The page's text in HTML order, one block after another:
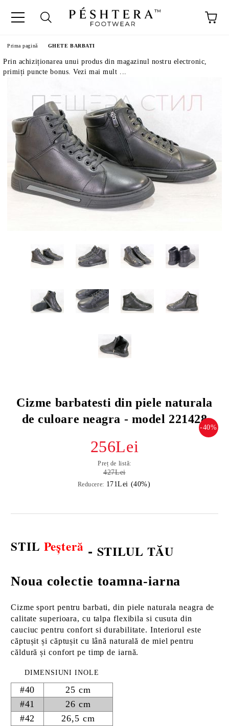
Prima pagină GHETE BARBATI
Prin achiziționarea unui produs din magazinul nostru electronic,
primiți puncte bonus. Vezi mai mult ...
Cizme barbatesti din piele naturala
de culoare neagra - model 221428
-40%
256Lei
Preț de listă:
427Lei
Reducere: 171Lei (40%)
STIL Peșteră - STILUL TĂU
Noua colectie toamna-iarna
Cizme sport pentru barbati, din piele naturala neagra de
calitate superioara, cu talpa flexibila si cusuta din
cauciuc pentru confort si durabilitate. Interiorul este
căptușit și căptușit cu lână naturală de miel pentru
căldură și confort pe timp de iarnă.
DIMENSIUNI INOLE
#40
25 cm
#41
26 cm
#42
26,5 cm